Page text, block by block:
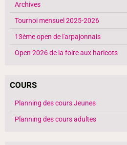
Archives
Tournoi mensuel 2025-2026
13ème open de l'arpajonnais
Open 2026 de la foire aux haricots
COURS
Planning des cours Jeunes
Planning des cours adultes